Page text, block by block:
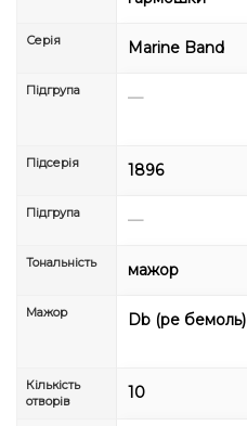
Серія Marine Band
Підгрупа —
Підсерія 1896
Підгрупа —
Тональність мажор
Мажор Db (ре бемоль)
Кількість
отворів
10